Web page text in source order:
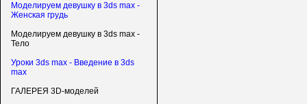
Моделируем девушку в 3ds max -
Женская грудь
Моделируем девушку в 3ds max -
Тело
Уроки 3ds max - Введение в 3ds
max
ГАЛЕРЕЯ 3D-моделей